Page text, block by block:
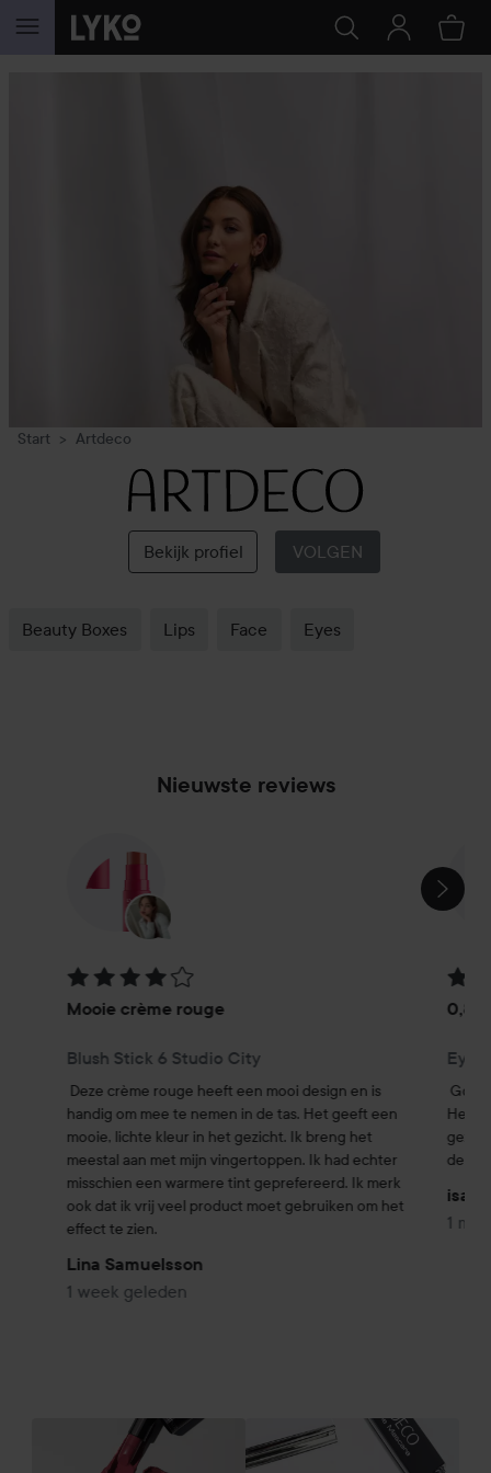
GA NAAR INHOUD
Start Artdeco
Artdeco
Bekijk profiel VOLGEN
Beauty Boxes Lips Face Eyes
Nieuwste reviews
SECTIE OVERSLAAN
Beoordeling: 4 van de 5
Mooie crème rouge
Blush Stick 6 Studio City
Deze crème rouge heeft een mooi design en is
handig om mee te nemen in de tas. Het geeft een
mooie, lichte kleur in het gezicht. Ik breng het
meestal aan met mijn vingertoppen. Ik had echter
misschien een warmere tint geprefereerd. Ik merk
ook dat ik vrij veel product moet gebruiken om het
effect te zien.
Lina Samuelsson
1 week geleden
de
1
SECTIE OVERSLAAN